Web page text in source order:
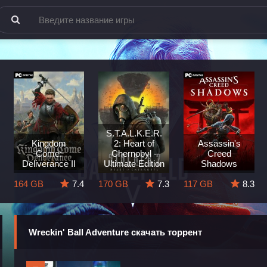
Kingdom
Come:
Deliverance II
164 GB
7.4
S.T.A.L.K.E.R.
2: Heart of
Chernobyl -
Ultimate Edition
170 GB
7.3
Assassin's
Creed
Shadows
117 GB
8.3
Wreckin' Ball Adventure скачать торрент